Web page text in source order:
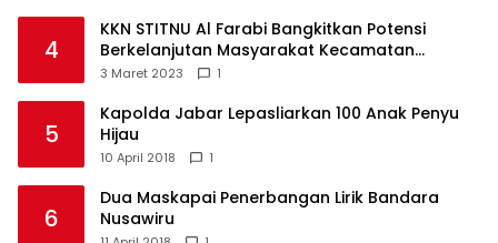
4
KKN STITNU Al Farabi Bangkitkan Potensi
Berkelanjutan Masyarakat Kecamatan
Langkaplancar
3 Maret 2023 1
5
Kapolda Jabar Lepasliarkan 100 Anak Penyu
Hijau
10 April 2018 1
6
Dua Maskapai Penerbangan Lirik Bandara
Nusawiru